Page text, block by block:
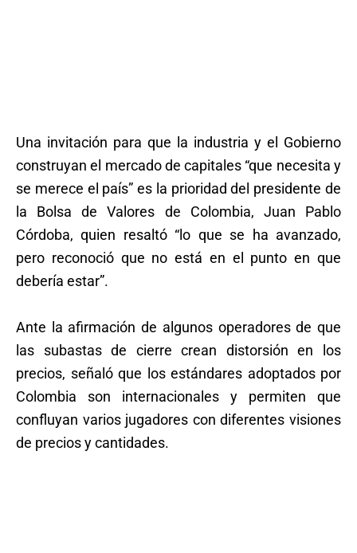
Una invitación para que la industria y el Gobierno
construyan el mercado de capitales “que necesita y
se merece el país” es la prioridad del presidente de
la Bolsa de Valores de Colombia, Juan Pablo
Córdoba, quien resaltó “lo que se ha avanzado,
pero reconoció que no está en el punto en que
debería estar”.
Ante la afirmación de algunos operadores de que
las subastas de cierre crean distorsión en los
precios, señaló que los estándares adoptados por
Colombia son internacionales y permiten que
confluyan varios jugadores con diferentes visiones
de precios y cantidades.